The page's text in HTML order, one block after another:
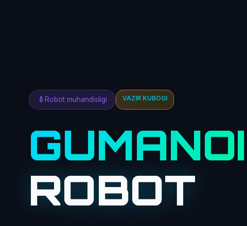
Robot muhandisligi VAZIR KUBOGI
ROBOT